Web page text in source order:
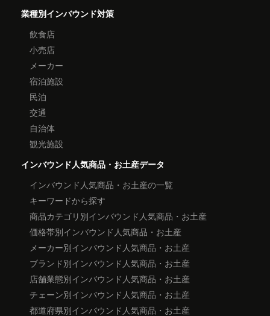
業種別インバウンド対策
飲食店
小売店
メーカー
宿泊施設
民泊
交通
自治体
観光施設
インバウンド人気商品・お土産データ
インバウンド人気商品・お土産の一覧
キーワードから探す
商品カテゴリ別インバウンド人気商品・お土産
価格帯別インバウンド人気商品・お土産
メーカー別インバウンド人気商品・お土産
ブランド別インバウンド人気商品・お土産
店舗業態別インバウンド人気商品・お土産
チェーン別インバウンド人気商品・お土産
都道府県別インバウンド人気商品・お土産